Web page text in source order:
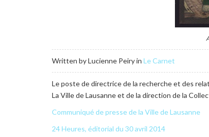
Written by Lucienne Peiry in Le Carnet
Le poste de directrice de la recherche et des
La Ville de Lausanne et de la direction de la
Communiqué de presse de la Ville de Lausanne
24 Heures, éditorial du 30 avril 2014